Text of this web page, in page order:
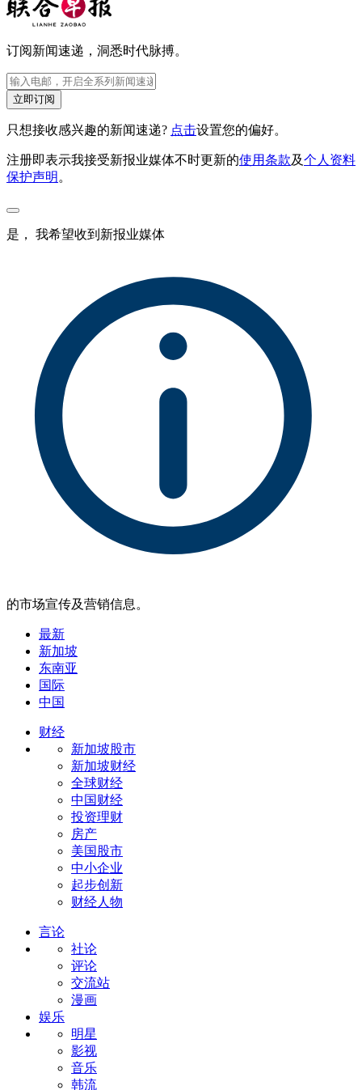
订阅新闻速递，洞悉时代脉搏。
立即订阅
只想接收感兴趣的新闻速递? 点击设置您的偏好。
注册即表示我接受新报业媒体不时更新的使用条款及个人资料
保护声明 。
是， 我希望收到新报业媒体
的市场宣传及营销信息。
最新
新加坡
东南亚
国际
中国
财经
新加坡股市
新加坡财经
全球财经
中国财经
投资理财
房产
美国股市
中小企业
起步创新
财经人物
言论
社论
评论
交流站
漫画
娱乐
明星
影视
音乐
韩流